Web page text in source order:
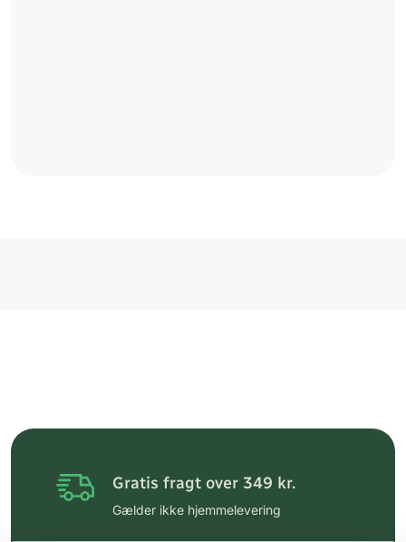
Gratis fragt over 349 kr.
Gælder ikke hjemmelevering